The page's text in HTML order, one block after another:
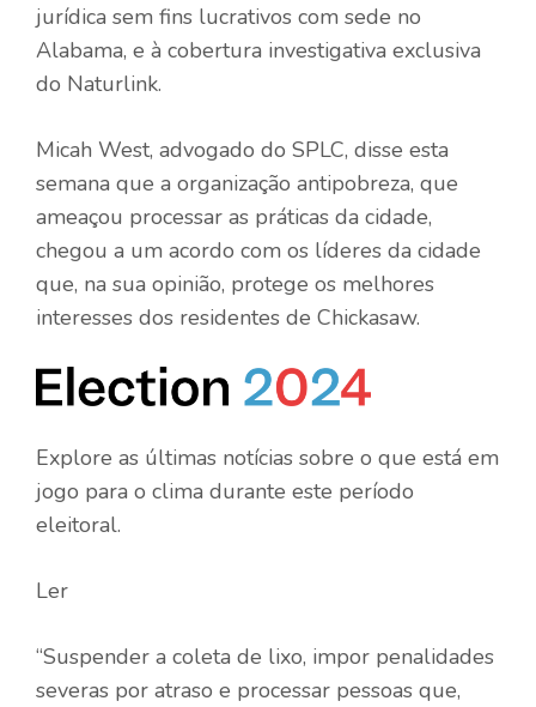
jurídica sem fins lucrativos com sede no
Alabama, e à cobertura investigativa exclusiva
do Naturlink.
Micah West, advogado do SPLC, disse esta
semana que a organização antipobreza, que
ameaçou processar as práticas da cidade,
chegou a um acordo com os líderes da cidade
que, na sua opinião, protege os melhores
interesses dos residentes de Chickasaw.
Explore as últimas notícias sobre o que está em
jogo para o clima durante este período
eleitoral.
Ler
“Suspender a coleta de lixo, impor penalidades
severas por atraso e processar pessoas que,